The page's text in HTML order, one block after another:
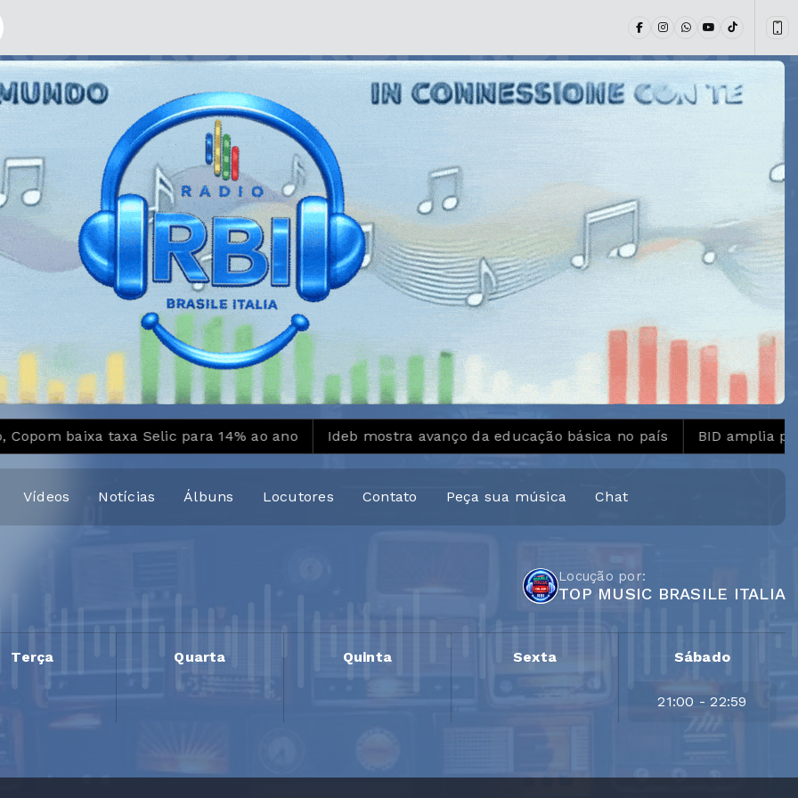
baixa taxa Selic para 14% ao ano Ideb mostra avanço da educação básica no país BID amplia para
Vídeos Notícias Álbuns Locutores Contato Peça sua música Chat
Locução por:
TOP MUSIC BRASILE ITALIA
Terça Quarta Quinta Sexta Sábado
21:00 - 22:59